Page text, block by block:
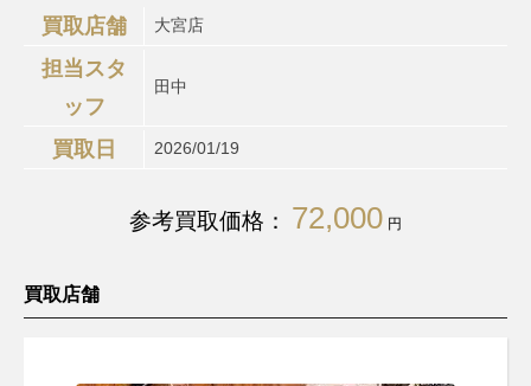
買取店舗 大宮店
担当スタ
ッフ
田中
買取日 2026/01/19
参考買取価格： 72,000 円
買取店舗